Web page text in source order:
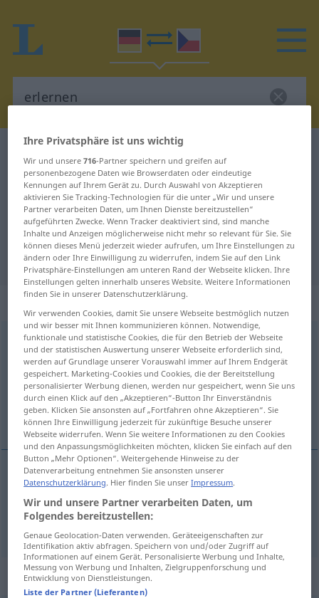
Deutsch-Tschechisch Wörterbuch
Deutsch-Tschechisch Übersetzung
für "erlernen"
"erlernen" Tschechisch
Übersetzung
„erlernen“
erlernen <ohne ge;haben>
Übersicht aller Übersetzungen
(Für mehr Details die Übersetzung anklicken/antippen)
učit se, učit se
<na>učitse DATOD erlernen
<vy>učitse OD erlernen
Synonyme für "erlernen"
Ihre Privatsphäre ist uns wichtig
Wir und unsere716-Partner speichern und greifen auf
personenbezogene Daten wie Browserdaten oder eindeutige
Kennungen auf Ihrem Gerät zu. Durch Auswahl von Akzeptieren
aktivieren Sie Tracking-Technologien für die unter „Wir und unsere
Partner verarbeiten Daten, um Ihnen Dienste bereitzustellen“
aufgeführten Zwecke. Wenn Tracker deaktiviert sind, sind manche
Inhalte und Anzeigen möglicherweise nicht mehr so relevant für Sie. Sie
können dieses Menü jederzeit wieder aufrufen, um Ihre Einstellungen zu
ändern oder Ihre Einwilligung zu widerrufen, indem Sie auf den Link
Privatsphäre-Einstellungen am unteren Rand der Webseite klicken. Ihre
Einstellungen gelten innerhalb unseres Website. Weitere Informationen
finden Sie in unserer Datenschutzerklärung.
Wir verwenden Cookies, damit Sie unsere Webseite bestmöglich nutzen
und wir besser mit Ihnen kommunizieren können. Notwendige,
funktionale und statistische Cookies, die für den Betrieb der Webseite
und der statistischen Auswertung unserer Webseite erforderlich sind,
werden auf Grundlage unserer Vorauswahl immer auf Ihrem Endgerät
gespeichert. Marketing-Cookies und Cookies, die der Bereitstellung
personalisierter Werbung dienen, werden nur gespeichert, wenn Sie uns
durch einen Klick auf den „Akzeptieren“-Button Ihr Einverständnis
geben. Klicken Sie ansonsten auf „Fortfahren ohne Akzeptieren“. Sie
können Ihre Einwilligung jederzeit für zukünftige Besuche unserer
Webseite widerrufen. Wenn Sie weitere Informationen zu den Cookies
und den Anpassungsmöglichkeiten möchten, klicken Sie einfach auf den
Button „Mehr Optionen“. Weitergehende Hinweise zu der
Datenverarbeitung entnehmen Sie ansonsten unserer
Datenschutzerklärung. Hier finden Sie unserImpressum.
Wir und unsere Partner verarbeiten Daten, um
Folgendes bereitzustellen:
Genaue Geolocation-Daten verwenden. Geräteeigenschaften zur
Identifikation aktiv abfragen. Speichern von und/oder Zugriff auf
Informationen auf einem Gerät. Personalisierte Werbung und Inhalte,
Messung von Werbung und Inhalten, Zielgruppenforschung und
Entwicklung von Dienstleistungen.
Liste der Partner (Lieferanten)